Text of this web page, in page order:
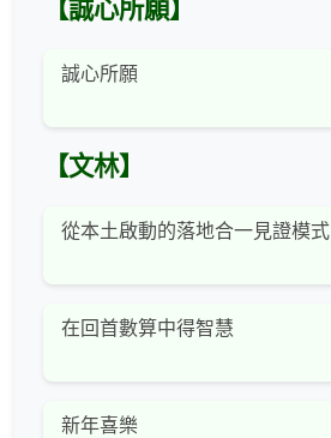
【誠心所願】
誠心所願
【文林】
從本土啟動的落地合一見證模式
在回首數算中得智慧
新年喜樂